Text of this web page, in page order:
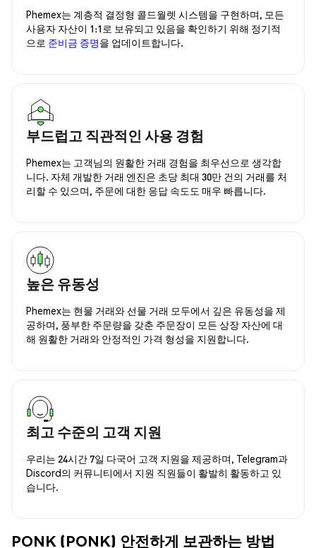
Phemex는 계층적 결정형 콜드월렛 시스템을 구현하며, 모든
사용자 자산이 1:1로 보유되고 있음을 확인하기 위해 정기적
으로 준비금 증명을 업데이트합니다.
부드럽고 직관적인 사용 경험
Phemex는 고객님의 원활한 거래 경험을 최우선으로 생각합
니다. 자체 개발한 거래 엔진은 초당 최대 30만 건의 거래를 처
리할 수 있으며, 주문에 대한 응답 속도도 매우 빠릅니다.
높은 유동성
Phemex는 현물 거래와 선물 거래 모두에서 깊은 유동성을 제
공하며, 풍부한 주문량을 갖춘 주문장이 모든 상장 자산에 대
해 원활한 거래와 안정적인 가격 형성을 지원합니다.
최고 수준의 고객 지원
우리는 24시간 7일 다국어 고객 지원을 제공하며, Telegram과
Discord의 커뮤니티에서 지원 직원들이 활발히 활동하고 있
습니다.
PONK (PONK) 안전하게 보관하는 방법